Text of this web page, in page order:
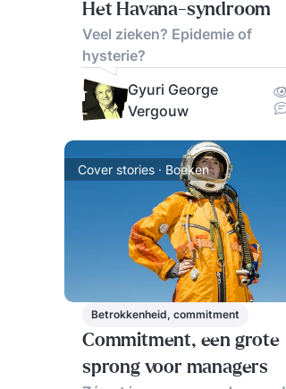
Het Havana-syndroom
Veel zieken? Epidemie of
hysterie?
Gyuri George
Vergouw
Cover stories · Boeken
Betrokkenheid, commitment
Commitment, een grote
sprong voor managers